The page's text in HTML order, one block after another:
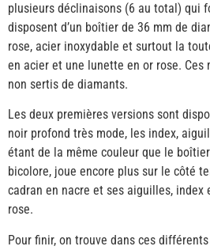
plusieurs déclinaisons (6 au total) qui
disposent d’un boîtier de 36 mm de
rose, acier inoxydable et surtout la
en acier et une lunette en or rose. Ces
non sertis de diamants.
Les deux premières versions sont
noir profond très mode, les index,
étant de la même couleur que le
bicolore, joue encore plus sur le côté
cadran en nacre et ses aiguilles,
rose.
Pour finir, on trouve dans ces